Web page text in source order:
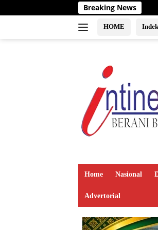
ke
Breaking News
HOME
Home Nasional
Advertorial